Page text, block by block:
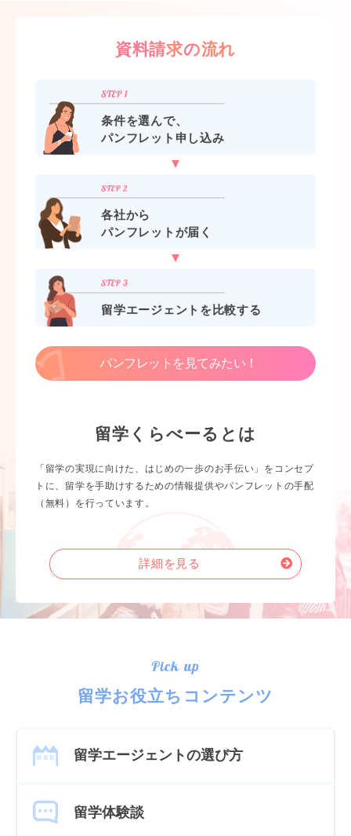
資料請求の流れ
条件を選んで、
パンフレット申し込み
各社から
パンフレットが届く
留学エージェントを比較する
パンフレットを見てみたい！
留学くらべーるとは
「留学の実現に向けた、はじめの一歩のお手伝い」をコンセプ
トに、留学を手助けするための情報提供やパンフレットの手配
（無料）を行っています。
詳細を見る
Pick up
留学お役立ちコンテンツ
留学エージェントの選び方
留学体験談